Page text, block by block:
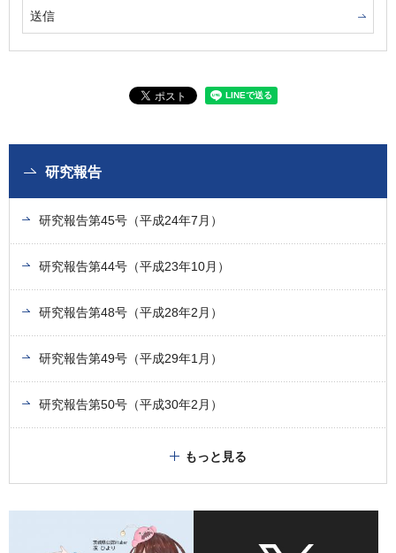
研究報告
研究報告第45号（平成24年7月）
研究報告第44号（平成23年10月）
研究報告第48号（平成28年2月）
研究報告第49号（平成29年1月）
研究報告第50号（平成30年2月）
もっと見る